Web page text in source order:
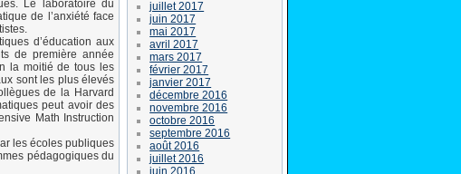
Le laboratoire du
de l’anxiété face
d’éducation aux
de première année
la moitié de tous les
sont les plus élevés
de la Harvard
peut avoir des
Math Instruction
les écoles publiques
pédagogiques du
juillet 2017
juin 2017
mai 2017
avril 2017
mars 2017
février 2017
janvier 2017
décembre 2016
novembre 2016
octobre 2016
septembre 2016
août 2016
juillet 2016
juin 2016